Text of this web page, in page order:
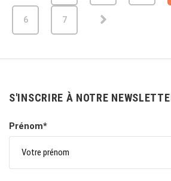
6 7
S'INSCRIRE À NOTRE
Prénom*